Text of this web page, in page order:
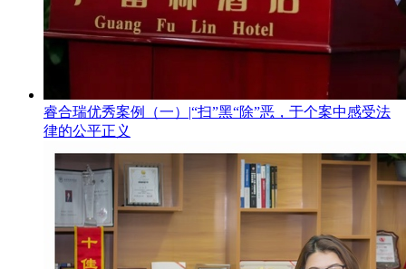
睿合瑞优秀案例（一）|“扫”黑“除”恶，于个案中感受法
律的公平正义